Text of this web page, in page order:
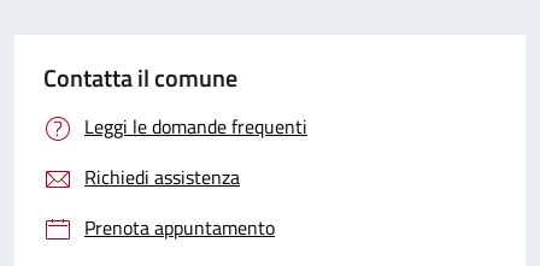
Contatta il comune
Leggi le domande frequenti
Richiedi assistenza
Prenota appuntamento